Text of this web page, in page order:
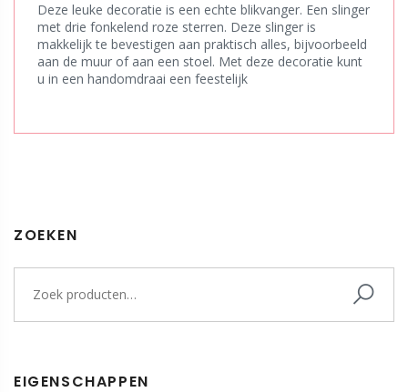
ZOEKEN
EIGENSCHAPPEN
Deze leuke decoratie is een echte blikvanger. Een slinger
met drie fonkelend roze sterren. Deze slinger is
makkelijk te bevestigen aan praktisch alles, bijvoorbeeld
aan de muur of aan een stoel. Met deze decoratie kunt
u in een handomdraai een feestelijk